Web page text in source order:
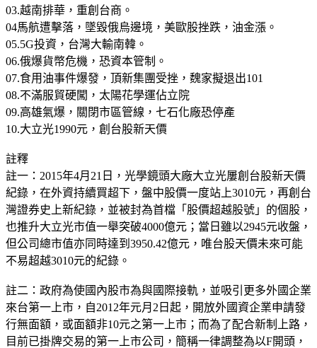
03.越南排華，重創台商。
04馬航遭擊落，墜毀俄烏邊境，美歐股挫跌，油金漲。
05.5G投資，台灣大輸南韓。
06.俄爆貨幣危機，恐資本管制。
07.食用油事件爆發，頂新集團受挫，魏家擬退出101
08.不滿服貿硬闖，太陽花學運佔立院
09.高雄氣爆，關閉市區管線，七石化廠恐停產
10.大立光1990元，創台股新天價
註釋
註一：2015年4月21日，光學鏡頭大廠大立光屢創台股新天價
紀錄，在外資持續買超下，盤中股價一度站上3010元，再創台
灣證券史上新紀錄，並被封為首檔「股價超越股號」的個股，
也推升大立光市值一舉突破4000億元；當日雖以2945元收盤，
但公司總市值亦同時達到3950.42億元，唯台股天價未來可能
不易超越3010元的紀錄。
註二：政府為使國內股市為與國際接軌，並吸引更多外國企業
來台第一上市，自2012年元月2日起，開放外國資企業申請發
行無面額，或面額非10元之第一上市；而為了配合新制上路，
目前已掛牌交易的第一上市公司，簡稱一律調整為以F開頭，